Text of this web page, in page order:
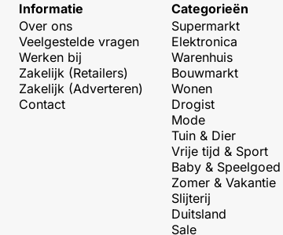
Informatie
Over ons
Veelgestelde vragen
Werken bij
Zakelijk (Retailers)
Zakelijk (Adverteren)
Contact
Categorieën
Supermarkt
Elektronica
Warenhuis
Bouwmarkt
Wonen
Drogist
Mode
Tuin & Dier
Vrije tijd & Sport
Baby & Speelgoed
Zomer & Vakantie
Slijterij
Duitsland
Sale